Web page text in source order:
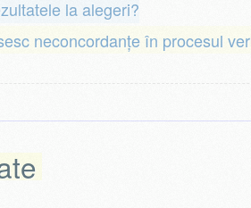
la alegeri?
neconcordanțe în procesul